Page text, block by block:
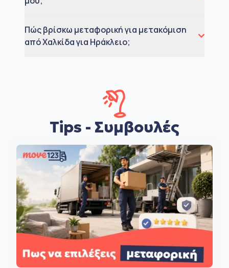
Πώς βρίσκω μεταφορική για μετακόμιση
από Χαλκίδα για Ηράκλειο;
Tips - Συμβουλές